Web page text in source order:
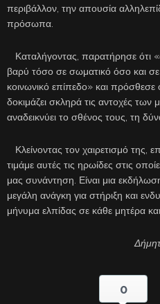
περιβάλλον, την απουσία
πρόσωπα.
Καταλήγοντας, παρατήρησε ότι
βαρύ τόσο σε σωματικό όσο και
κοινωνικό επίπεδο» και πρόσθεσε
δοκιμάζει σκληρά τις αντοχές
αναδεικνύει το σθένος τους, τη
Κλείνοντας τον χαιρετισμό της,
τιμάμε αυτές τις ηρωίδες στις
μας συνάντηση. Είναι μια
μεγάλη ανάγκη για στήριξη και
μήνυμα ελπίδας σε κάθε μητέρα
0